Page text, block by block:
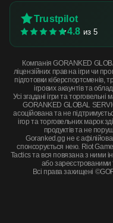
Trustpilot
4.8 из 5
Компанія GORANKED
ліцензійних прав на ігри чи
підготовки кіберспортсменів,
ігрових акаунтів та
Усі згадані ігри та
GORANKED GLOBAL
асоційована та не
ігор та торговельних марок
продуктів та не
Goranked.gg не є
спонсорується нею. Riot
Tactics та вся повязана з ними
або
Всі права захищені